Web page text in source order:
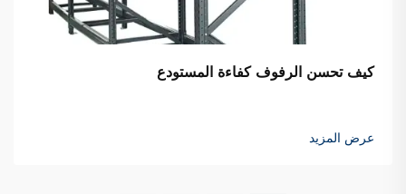
كيف تحسن الرفوف كفاءة المستودع
عرض المزيد